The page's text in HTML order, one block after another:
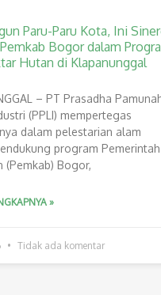
Paru-Paru Kota, Ini
Bogor dalam
Hutan di Klapanunggal
– PT Prasadha
(PPLI) mempertegas
dalam pelestarian alam
program Pemerintah
(Pemkab) Bogor,
»
Tidak ada komentar